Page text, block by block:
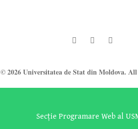
© 2026 Universitatea de Stat din Moldova.
Secție Programare Web al